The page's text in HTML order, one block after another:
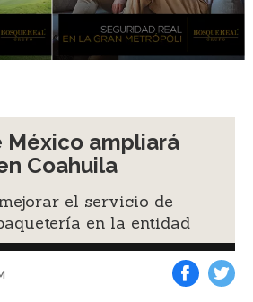
México ampliará
Coahuila
el servicio de
en la entidad